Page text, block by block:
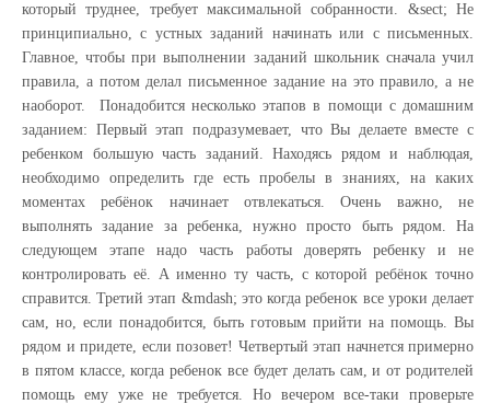
который труднее, требует максимальной собранности. &sect; Не
принципиально, с устных заданий начинать или с письменных.
Главное, чтобы при выполнении заданий школьник сначала учил
правила, а потом делал письменное задание на это правило, а не
наоборот. Понадобится несколько этапов в помощи с домашним
заданием: Первый этап подразумевает, что Вы делаете вместе с
ребенком большую часть заданий. Находясь рядом и наблюдая,
необходимо определить где есть пробелы в знаниях, на каких
моментах ребёнок начинает отвлекаться. Очень важно, не
выполнять задание за ребенка, нужно просто быть рядом. На
следующем этапе надо часть работы доверять ребенку и не
контролировать её. А именно ту часть, с которой ребёнок точно
справится. Третий этап &mdash; это когда ребенок все уроки делает
сам, но, если понадобится, быть готовым прийти на помощь. Вы
рядом и придете, если позовет! Четвертый этап начнется примерно
в пятом классе, когда ребенок все будет делать сам, и от родителей
помощь ему уже не требуется. Но вечером все-таки проверьте